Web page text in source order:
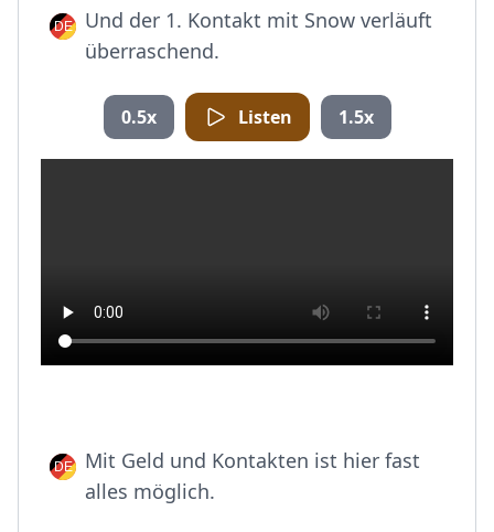
Und der 1. Kontakt mit Snow verläuft
überraschend.
0.5x Listen 1.5x
Mit Geld und Kontakten ist hier fast
alles möglich.